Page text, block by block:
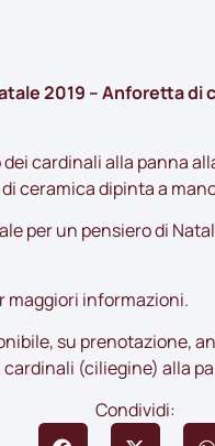
2019 – Anforetta di
cardinali alla panna
ceramica dipinta a
per un pensiero di
maggiori informazioni.
su prenotazione,
cardinali (ciliegine) alla
Condividi: